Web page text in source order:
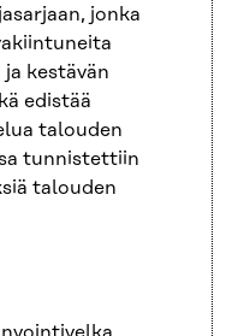
jonka
kestävän
edistää
talouden
tunnistettiin
talouden